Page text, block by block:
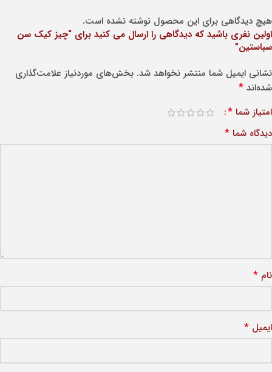
هیچ دیدگاهی برای این محصول نوشته نشده است.
اولین نفری باشید که دیدگاهی را ارسال می کنید برای “چیز کیک سن
سباستین”
نشانی ایمیل شما منتشر نخواهد شد. بخش‌های موردنیاز علامت‌گذاری
شده‌اند *
امتیاز شما *
دیدگاه شما *
نام *
ایمیل *